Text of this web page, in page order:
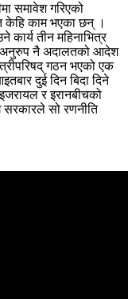
समावेश गरिएको
केहि काम भएका छन् ।
तीन महिनाभित्र
अनुरुप नै अदालतको आदेश
गठन भएको एक
दुई दिन बिदा दिने
इजरायल र इरानबीचको
सरकारले सो रणनीति